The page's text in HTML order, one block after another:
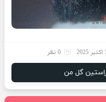
0 نظر
راستین گل من